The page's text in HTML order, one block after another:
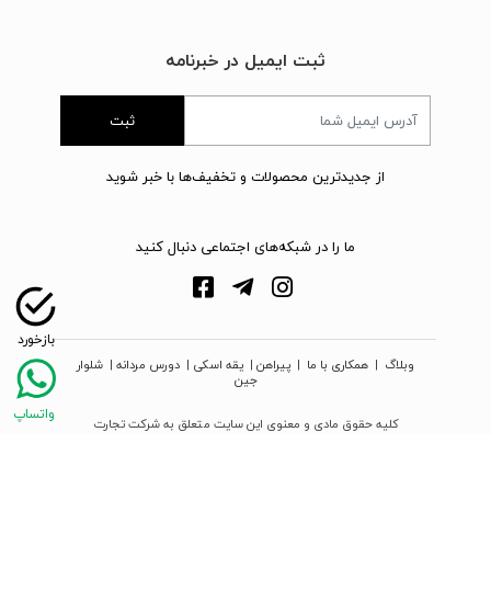
ثبت ایمیل در خبرنامه
ثبت
از جدیدترین محصولات و تخفیف‌ها با خبر شوید
ما را در شبکه‌های اجتماعی دنبال کنید
وبلاگ | همکاری با ما | پیراهن | یقه اسکی | دورس مردانه | شلوار
جین
کلیه حقوق مادی و معنوی این سایت متعلق به شرکت تجارت